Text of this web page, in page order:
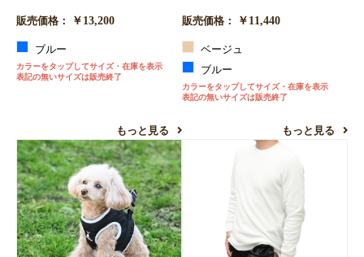
販売価格： ￥13,200
ブルー
カラーをタップしてサイズ・在庫を表示
表記の無いサイズは販売終了
もっと見る
販売価格： ￥11,440
ベージュ
ブルー
カラーをタップしてサイズ・在庫を表示
表記の無いサイズは販売終了
もっと見る